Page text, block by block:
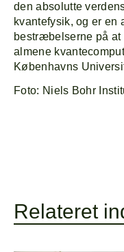
den absolutte
kvantefysik, og er en
bestræbelserne på at
almene
Københavns
Foto: Niels Bohr
Relateret